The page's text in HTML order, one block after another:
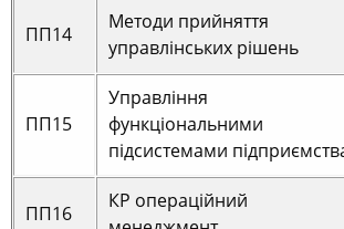
ПП14
Методи прийняття
управлінських рішень
ПП15
Управління
функціональними
підсистемами
ПП16
КР операційний